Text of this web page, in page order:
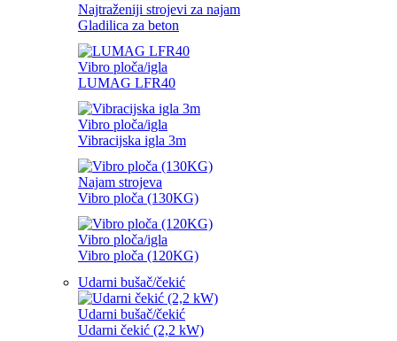
Najtraženiji strojevi za najam
Gladilica za beton
Vibro ploča/igla
LUMAG LFR40
Vibro ploča/igla
Vibracijska igla 3m
Najam strojeva
Vibro ploča (130KG)
Vibro ploča/igla
Vibro ploča (120KG)
Udarni bušač/čekić
Udarni bušač/čekić
Udarni čekić (2,2 kW)